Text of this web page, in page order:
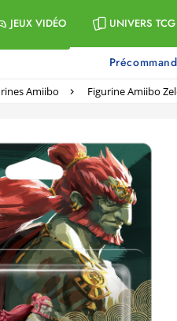
JEUX VIDÉO UNIVERS TCG
Amiibo Figurine Amiibo